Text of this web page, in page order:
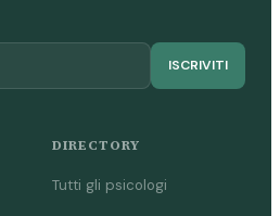
ISCRIVITI
DIRECTORY
Tutti gli psicologi